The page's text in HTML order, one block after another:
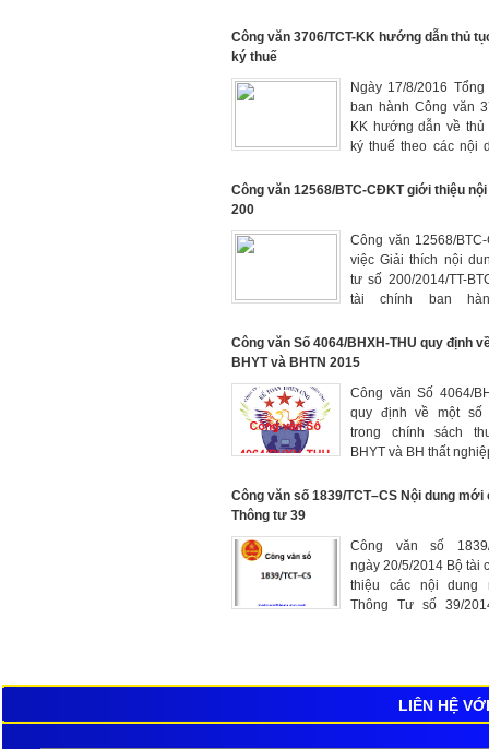
Công văn 3706/TCT-KK hướng dẫn thủ
ký thuế
Ngày 17/8/2016
ban hành Công văn
KK hướng dẫn về thủ
ký thuế theo các nội
BTC
Công văn 12568/BTC-CĐKT giới thiệu nội
200
Công văn 12568/
việc Giải thích nội
tư số 200/2014/TT-
tài chính ban
Công văn Số 4064/BHXH-THU quy định
BHYT và BHTN 2015
Công văn Số 4064/
quy định về một số
trong chính sách
BHYT và BH thất
TP.HCM ban
Công văn số 1839/TCT–CS Nội dung mới
Thông tư 39
Công văn số 1839/
ngày 20/5/2014 Bộ tài
thiệu các nội dung
Thông Tư số 39/
LIÊN HỆ